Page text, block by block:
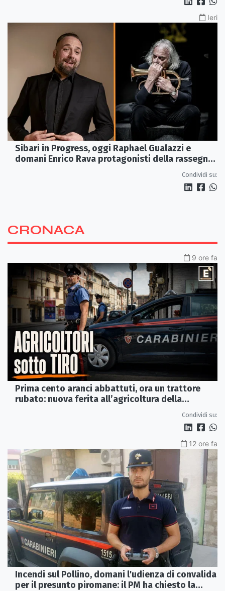
Ieri
Sibari in Progress, oggi Raphael Gualazzi e
domani Enrico Rava protagonisti della rassegna
Condividi su:
CRONACA
9 ore fa
Prima cento aranci abbattuti, ora un trattore
rubato: nuova ferita all’agricoltura della
Condividi su:
12 ore fa
Incendi sul Pollino, domani l'udienza di convalida
per il presunto piromane: il PM ha chiesto la